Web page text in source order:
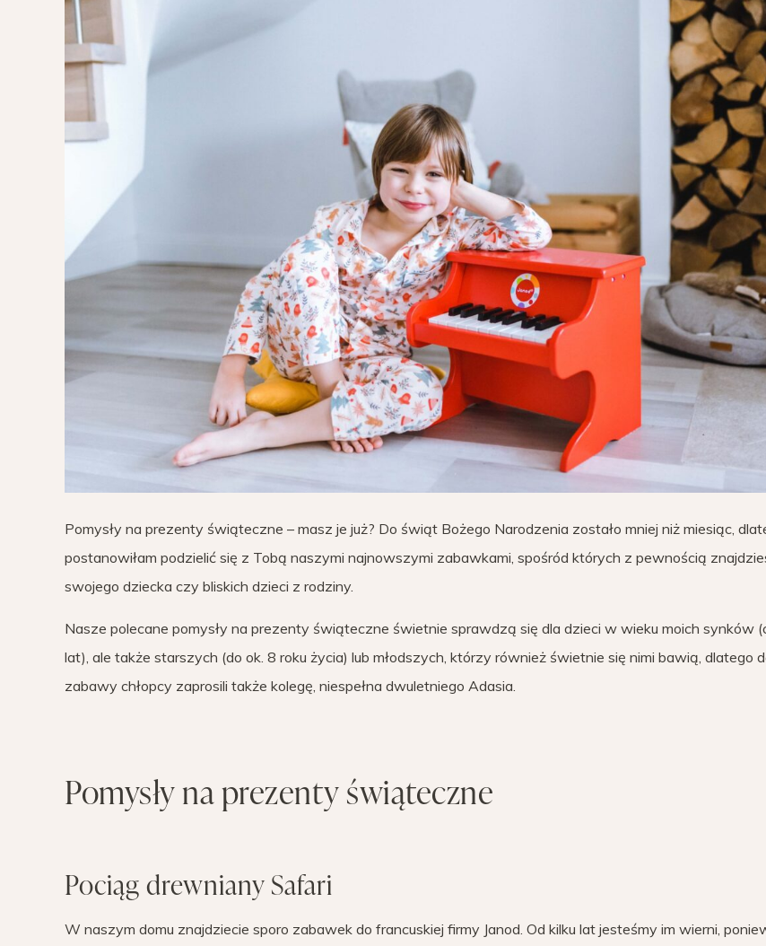
WÓZKI DZIECIĘCE
WAKACJE Z DZIEĆMI
WYPRAWKA
ROZWÓJ OSOBISTY
WYPRAWKA
Pomysły na prezenty świąteczne – masz je już? Do świąt Bożego Narodzenia zostało mniej niż miesiąc,
postanowiłam podzielić się z Tobą naszymi najnowszymi zabawkami, spośród których z pewnością
swojego dziecka czy bliskich dzieci z rodziny.
Nasze polecane pomysły na prezenty świąteczne świetnie sprawdzą się dla dzieci w wieku moich synków
lat), ale także starszych (do ok. 8 roku życia) lub młodszych, którzy również świetnie się nimi bawią, dlatego
zabawy chłopcy zaprosili także kolegę, niespełna dwuletniego Adasia.
Pomysły na prezenty świąteczne
Pociąg drewniany Safari
W naszym domu znajdziecie sporo zabawek do francuskiej firmy Janod. Od kilku lat jesteśmy im wierni,